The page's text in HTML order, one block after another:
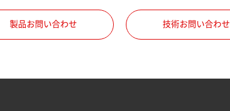
製品お問い合わせ 技術お問い合わせ